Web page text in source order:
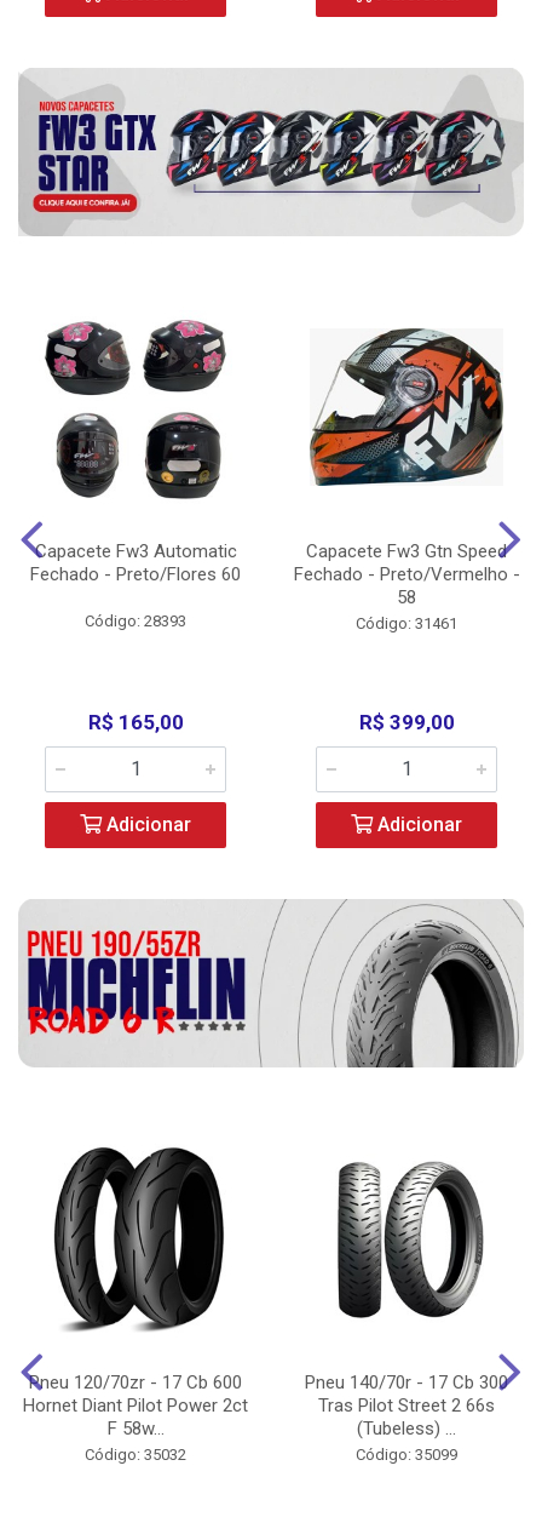
Capacete Fw3 Automatic
Fechado - Preto/Flores 60
Código: 28393
R$ 165,00
Adicionar
Capacete Fw3 Gtn Speed
Fechado - Preto/Vermelho -
58
Código: 31461
R$ 399,00
Adicionar
Pneu 120/70zr - 17 Cb 600
Hornet Diant Pilot Power 2ct
F 58w...
Código: 35032
Pneu 140/70r - 17 Cb 300
Tras Pilot Street 2 66s
(Tubeless) ...
Código: 35099